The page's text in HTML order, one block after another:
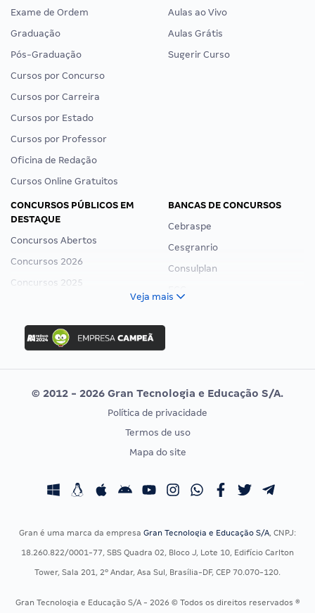
Exame de Ordem
Graduação
Pós-Graduação
Cursos por Concurso
Cursos por Carreira
Cursos por Estado
Cursos por Professor
Oficina de Redação
Cursos Online Gratuitos
Aulas ao Vivo
Aulas Grátis
Sugerir Curso
CONCURSOS PÚBLICOS EM
DESTAQUE
Concursos Abertos
Concursos 2026
Concursos 2025
Concurso Ibama
Concurso MPU
Editais publicados
BANCAS DE CONCURSOS
Cebraspe
Cesgranrio
Consulplan
Vunesp
CONCURSOS POR PROFISSÃO
Concursos Fiscais
Residência Multiprofissional
EXAME DE ORDEM
Calendário OAB
Veja mais
© 2012 - 2026 Gran Tecnologia e Educação S/A.
Política de privacidade
Termos de uso
Mapa do site
Gran é uma marca da empresa Gran Tecnologia e Educação S/A, CNPJ:
18.260.822/0001-77, SBS Quadra 02, Bloco J, Lote 10, Edifício Carlton
Tower, Sala 201, 2º Andar, Asa Sul, Brasília-DF, CEP 70.070-120.
Gran Tecnologia e Educação S/A - 2026 © Todos os direitos reservados ®